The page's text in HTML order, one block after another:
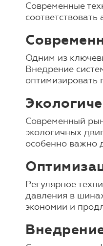
Современные
Одним из
Внедрение
оптимизировать
Современный
экологичных
особенно важно
Регулярное
давления в
экономии и